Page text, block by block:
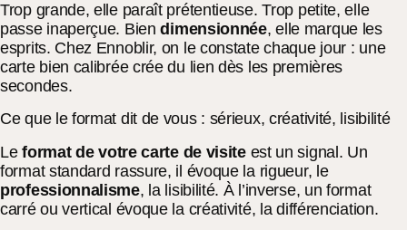
Trop grande, elle paraît prétentieuse. Trop petite, elle
passe inaperçue. Biendimensionnée, elle marque les
esprits. Chez Ennoblir, on le constate chaque jour : une
carte bien calibrée crée du lien dès les premières
secondes.
Ce que le format dit de vous : sérieux, créativité, lisibilité
Leformat de votre carte de visiteest un signal. Un
format standard rassure, il évoque la rigueur, le
professionnalisme, la lisibilité. À l’inverse, un format
carré ou vertical évoque la créativité, la différenciation.